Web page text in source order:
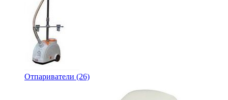
Отпариватели (26)